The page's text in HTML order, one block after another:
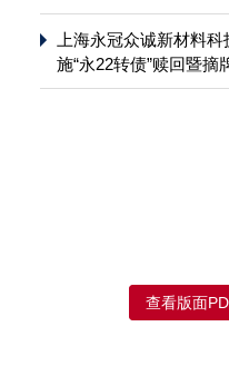
上海永冠众诚新材料
施“永22转债”赎回暨
查看版面